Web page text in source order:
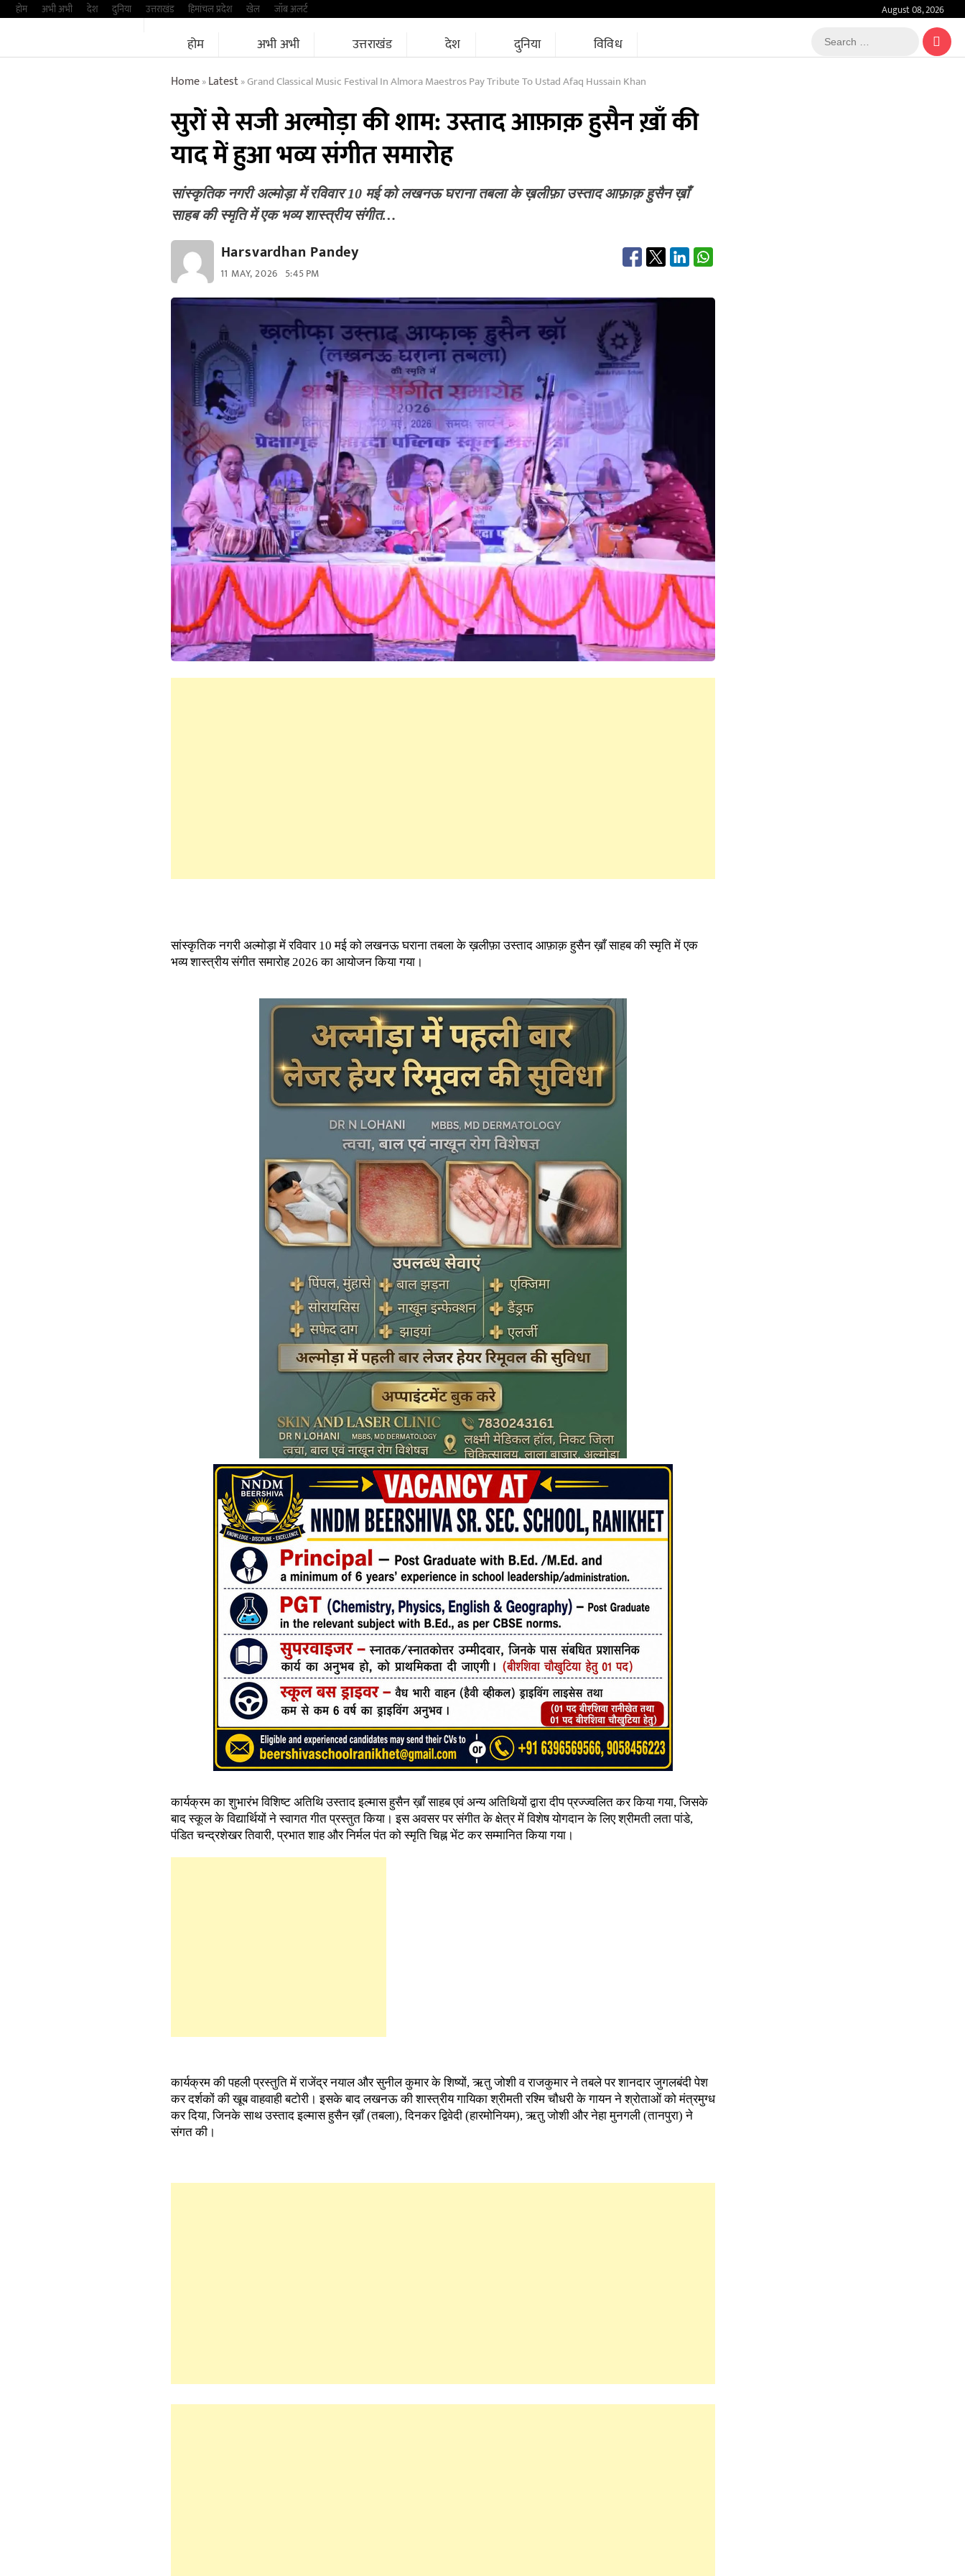
Skipहोम अभी अभी देश दुनिया उत्तराखंड हिमांचल प्रदेश खेल जॉब अलर्ट August 08, 2026
होम अभी अभी उत्तराखंड देश दुनिया विविध
Search
…
Home»Latest»Grand Classical Music Festival In Almora Maestros Pay Tribute To Ustad Afaq Hussain Khan
सुरों से सजी अल्मोड़ा की शाम: उस्ताद आफ़ाक़ हुसैन ख़ाँ की
याद में हुआ भव्य संगीत समारोह
सांस्कृतिक नगरी अल्मोड़ा में रविवार 10 मई को लखनऊ घराना तबला के ख़लीफ़ा उस्ताद आफ़ाक़ हुसैन ख़ाँ
साहब की स्मृति में एक भव्य शास्त्रीय संगीत…
Harsvardhan Pandey
11 MAY, 2026 5:45 PM
सांस्कृतिक नगरी अल्मोड़ा में रविवार 10 मई को लखनऊ घराना तबला के ख़लीफ़ा उस्ताद आफ़ाक़ हुसैन ख़ाँ साहब की स्मृति में एक
भव्य शास्त्रीय संगीत समारोह 2026 का आयोजन किया गया।
कार्यक्रम का शुभारंभ विशिष्ट अतिथि उस्ताद इल्मास हुसैन ख़ाँ साहब एवं अन्य अतिथियों द्वारा दीप प्रज्ज्वलित कर किया गया, जिसके
बाद स्कूल के विद्यार्थियों ने स्वागत गीत प्रस्तुत किया। इस अवसर पर संगीत के क्षेत्र में विशेष योगदान के लिए श्रीमती लता पांडे,
पंडित चन्द्रशेखर तिवारी, प्रभात शाह और निर्मल पंत को स्मृति चिह्न भेंट कर सम्मानित किया गया।
कार्यक्रम की पहली प्रस्तुति में राजेंद्र नयाल और सुनील कुमार के शिष्यों, ऋतु जोशी व राजकुमार ने तबले पर शानदार जुगलबंदी पेश
कर दर्शकों की खूब वाहवाही बटोरी। इसके बाद लखनऊ की शास्त्रीय गायिका श्रीमती रश्मि चौधरी के गायन ने श्रोताओं को मंत्रमुग्ध
कर दिया, जिनके साथ उस्ताद इल्मास हुसैन ख़ाँ (तबला), दिनकर द्विवेदी (हारमोनियम), ऋतु जोशी और नेहा मुनगली (तानपुरा) ने
संगत की।